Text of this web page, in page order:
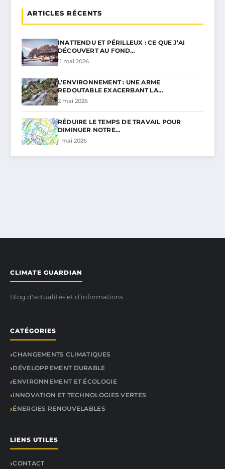
ARTICLES RÉCENTS
INATTENDU ET PÉRILLEUX : CE QUE J’AI
DÉCOUVERT AU FOND…
11 mai 2026
L’ENVIRONNEMENT : UNE ARME
REDOUTABLE EXACERBANT LA…
2 mai 2026
RÉDUIRE LE TEMPS DE TRAVAIL POUR
DIMINUER NOTRE…
1 mai 2026
CLIMATE GUARDIAN
Blog d'actualités et d'informations
CATÉGORIES
CHANGEMENTS CLIMATIQUES
DÉVELOPPEMENT DURABLE
ENVIRONNEMENT ET ÉCOLOGIE
INNOVATION ET TECHNOLOGIES VERTES
ÉNERGIES RENOUVELABLES
LIENS UTILES
CONTACT